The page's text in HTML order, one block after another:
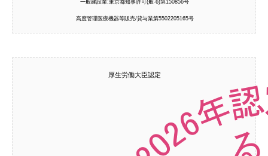
一般建設業:東京都知事許可(般-6)第150856号
高度管理医療機器等販売/貸与業第5502205165号
厚生労働大臣認定